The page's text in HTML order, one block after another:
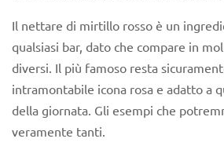
Il nettare di mirtillo rosso è un
qualsiasi bar, dato che compare in
diversi. Il più famoso resta
intramontabile icona rosa e adatto a
della giornata. Gli esempi che
veramente tanti.